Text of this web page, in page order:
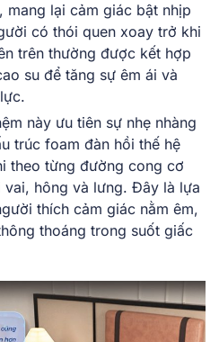
mang lại cảm giác bật nhịp
có thói quen xoay trở khi
trên thường được kết hợp
su để tăng sự êm ái và
này ưu tiên sự nhẹ nhàng
trúc foam đàn hồi thế hệ
theo từng đường cong cơ
hông và lưng. Đây là lựa
thích cảm giác nằm êm,
thoáng trong suốt giấc